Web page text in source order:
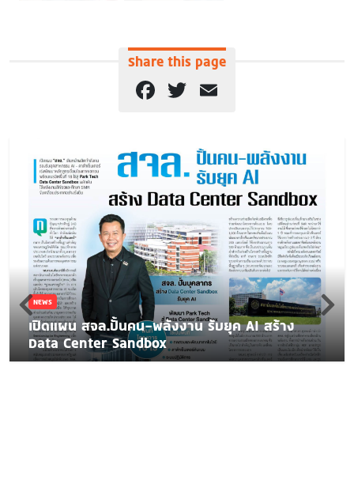
Share this page
Facebook
Twitter
NEWS
เปิดแผน สจล.ปั้นคน-พลังงาน รับยุค AI สร้าง
Data Center Sandbox